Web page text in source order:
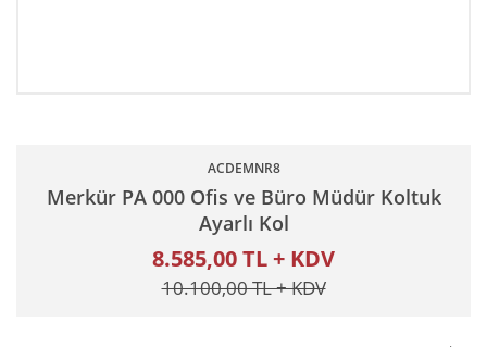
ACDEMNR8
Merkür PA 000 Ofis ve Büro Müdür Koltuk
Ayarlı Kol
8.585,00 TL + KDV
10.100,00 TL + KDV